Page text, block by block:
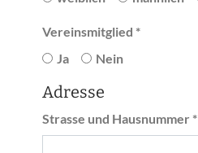
Vereinsmitglied *
Ja
Nein
Adresse
Strasse und Hausnummer *